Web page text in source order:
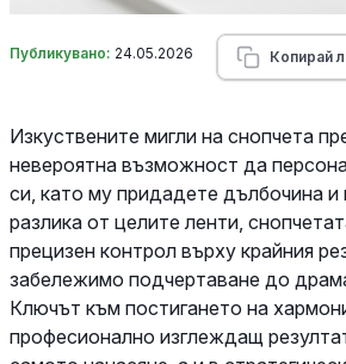
Публикувано: 24.05.2026 Копирай
Изкуствените мигли на снопчета
невероятна възможност да
си, като му придадете дълбочина и
разлика от целите ленти,
прецизен контрол върху крайния
забележимо подчертаване до
Ключът към постигането на
професионално изглеждащ